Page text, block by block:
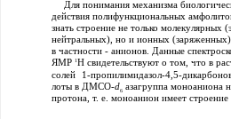
Для понимания механизма
действия полифункциональных
знать строение не только молекулярных
нейтральных), но и ионных
в частности - анионов. Данные
ЯМР 1Н свидетельствуют о том, что в
солей
1-пропилимидазол-4,5-
лоты в ДМСО-d6 азагруппа моноаниона
протона, т. е. моноанион имеет строение